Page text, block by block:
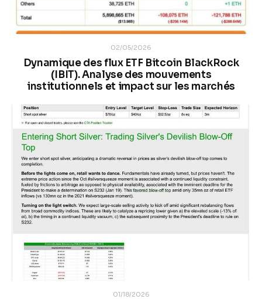
02/05/2026
Dynamique des flux ETF Bitcoin BlackRock
(IBIT). Analyse des mouvements
institutionnels et impact sur les marchés
01/18/2026